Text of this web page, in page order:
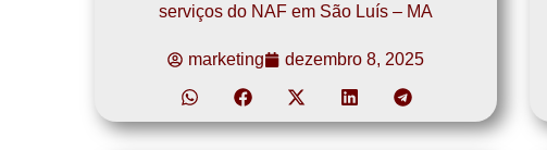
serviços do NAF em São Luís – MA
marketing dezembro 8, 2025